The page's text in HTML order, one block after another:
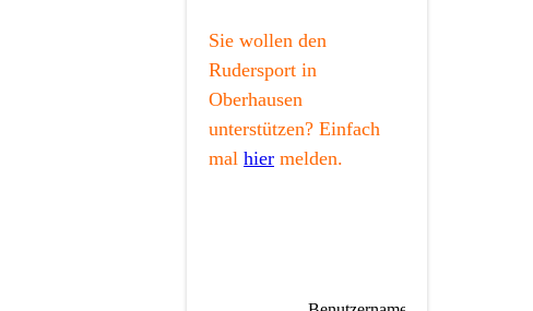
Sie wollen den
Rudersport in
Oberhausen
unterstützen? Einfach
mal hier melden.